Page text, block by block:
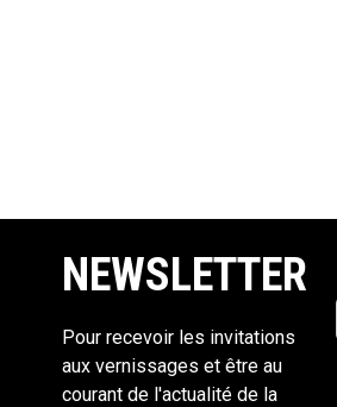
NEWSLETTER
Pour recevoir les invitations
aux vernissages et être au
courant de l'actualité de la